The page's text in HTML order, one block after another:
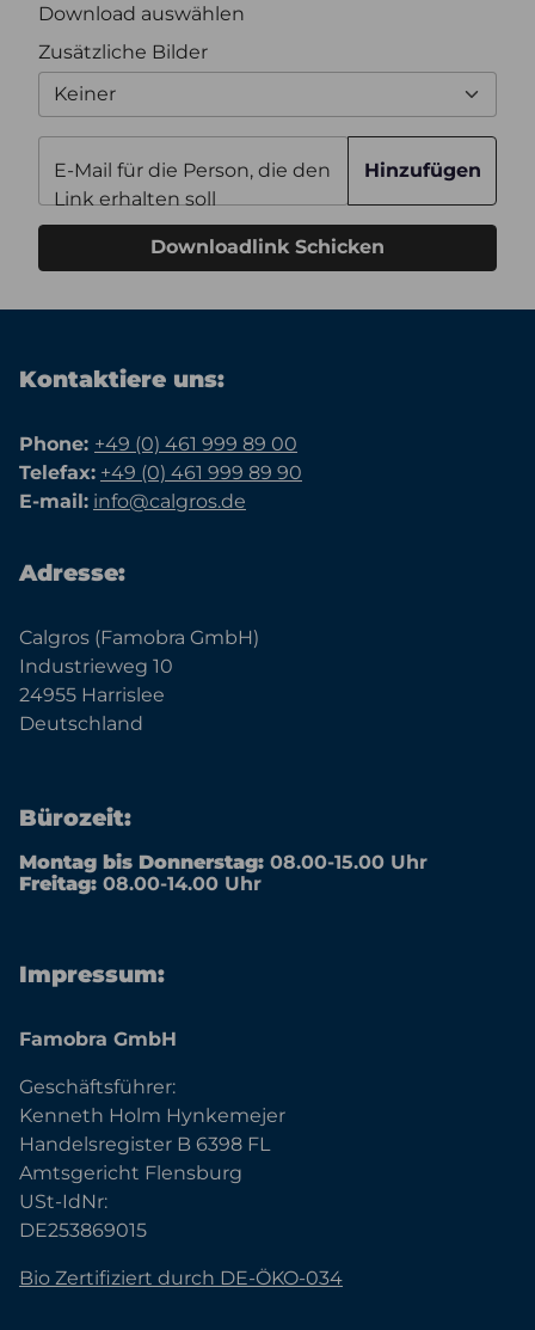
Download auswählen
Zusätzliche Bilder
Keiner
E-Mail für die Person, die den
Link erhalten soll
Hinzufügen
Downloadlink Schicken
Kontaktiere uns:
Phone: +49 (0) 461 999 89 00
Telefax: +49 (0) 461 999 89 90
E-mail: info@calgros.de
Adresse:
Calgros (Famobra GmbH)
Industrieweg 10
24955 Harrislee
Deutschland
Bürozeit:
Montag bis Donnerstag: 08.00-15.00 Uhr
Freitag: 08.00-14.00 Uhr
Impressum:
Famobra GmbH
Geschäftsführer:
Kenneth Holm Hynkemejer
Handelsregister B 6398 FL
Amtsgericht Flensburg
USt-IdNr:
DE253869015
Bio Zertifiziert durch DE-ÖKO-034